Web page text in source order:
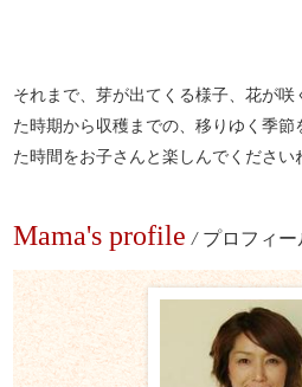
それまで、芽が出てくる様子、花が咲
た時期から収穫までの、移りゆく季
た時間をお子さんと楽しんでください
Mama's profile / プロフィー